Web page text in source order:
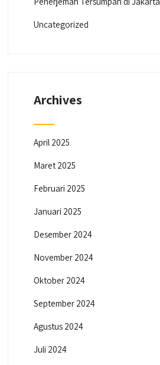
Uncategorized
Archives
April 2025
Maret 2025
Februari 2025
Januari 2025
Desember 2024
November 2024
Oktober 2024
September 2024
Agustus 2024
Juli 2024